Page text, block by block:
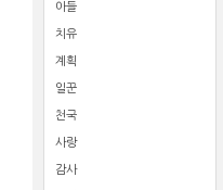
아들
치유
계획
일꾼
천국
사랑
감사